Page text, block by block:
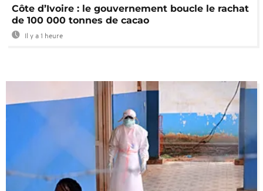
Côte d’Ivoire : le gouvernement boucle le rachat
de 100 000 tonnes de cacao
Il y a 1 heure